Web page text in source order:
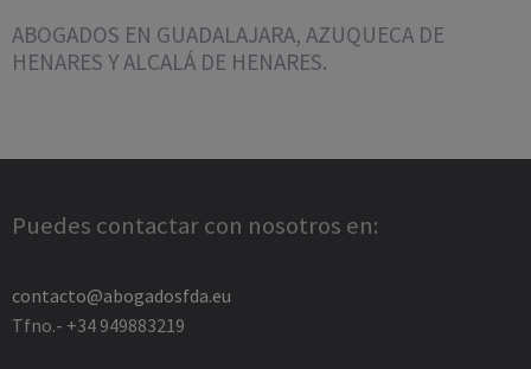
ABOGADOS EN GUADALAJARA, AZUQUECA DE
HENARES Y ALCALÁ DE HENARES.
Puedes contactar con nosotros en:
contacto@abogadosfda.eu
Tfno.- +34 949883219